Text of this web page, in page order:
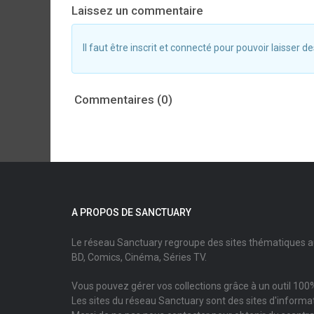
Laissez un commentaire
Il faut être inscrit et connecté pour pouvoir laisser
Commentaires (0)
A PROPOS DE SANCTUARY
Le réseau Sanctuary regroupe des sites thématiques
BD, Comics, Cinéma, Séries TV.
Vous pouvez gérer vos collections grâce à un outil
Les sites du réseau Sanctuary sont des sites